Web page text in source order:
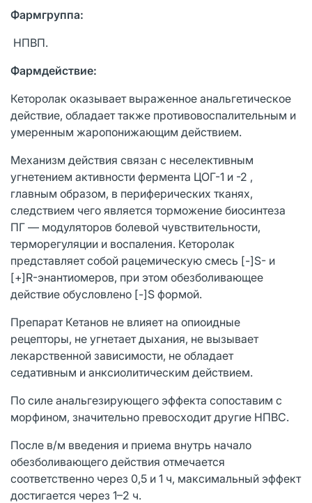
Фармгруппа:
НПВП.
Фармдействие:
Кеторолак оказывает выраженное анальгетическое
действие, обладает также противовоспалительным и
умеренным жаропонижающим действием.
Механизм действия связан с неселективным
угнетением активности фермента ЦОГ-1 и -2 ,
главным образом, в периферических тканях,
следствием чего является торможение биосинтеза
ПГ — модуляторов болевой чувствительности,
терморегуляции и воспаления. Кеторолак
представляет собой рацемическую смесь [-]S- и
[+]R-энантиомеров, при этом обезболивающее
действие обусловлено [-]S формой.
Препарат Кетанов не влияет на опиоидные
рецепторы, не угнетает дыхания, не вызывает
лекарственной зависимости, не обладает
седативным и анксиолитическим действием.
По силе анальгезирующего эффекта сопоставим с
морфином, значительно превосходит другие НПВС.
После в/м введения и приема внутрь начало
обезболивающего действия отмечается
соответственно через 0,5 и 1 ч, максимальный эффект
достигается через 1–2 ч.